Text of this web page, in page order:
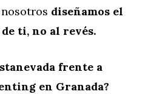
diseñamos el
ti, no al revés.
frente a
en Granada?